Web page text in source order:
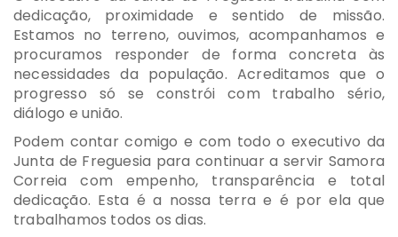
dedicação, proximidade e sentido de missão.
Estamos no terreno, ouvimos, acompanhamos e
procuramos responder de forma concreta às
necessidades da população. Acreditamos que o
progresso só se constrói com trabalho sério,
diálogo e união.
Podem contar comigo e com todo o executivo da
Junta de Freguesia para continuar a servir Samora
Correia com empenho, transparência e total
dedicação. Esta é a nossa terra e é por ela que
trabalhamos todos os dias.